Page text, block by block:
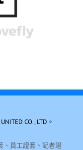
CO., LTD。
、員工證套、記者證